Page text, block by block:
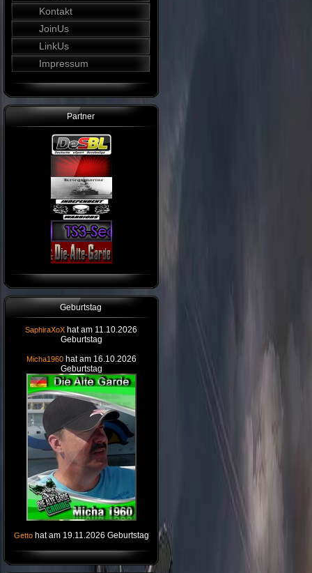
Kontakt
JoinUs
LinkUs
Impressum
Partner
Geburtstag
SaphiraXoX hat am 11.10.2026
Geburtstag
Micha1960 hat am 16.10.2026
Geburtstag
Getto hat am 19.11.2026 Geburtstag